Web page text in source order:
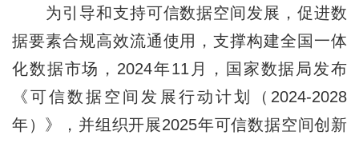
为引导和支持可信数据空间发展，促进数
据要素合规高效流通使用，支撑构建全国一体
化数据市场，2024年11月，国家数据局发布
《可信数据空间发展行动计划（2024-2028
年）》，并组织开展2025年可信数据空间创新